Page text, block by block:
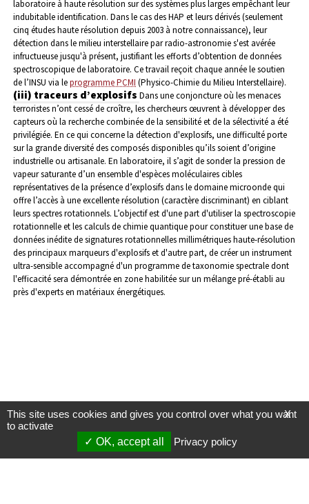
laboratoire à haute résolution sur des systèmes plus larges empêchant leur
indubitable identification. Dans le cas des HAP et leurs dérivés (seulement
cinq études haute résolution depuis 2003 à notre connaissance), leur
détection dans le milieu interstellaire par radio-astronomie s'est avérée
infructueuse jusqu'à présent, justifiant les efforts d’obtention de données
spectroscopique de laboratoire. Ce travail reçoit chaque année le soutien
de l’INSU via leprogramme PCMI (Physico-Chimie du Milieu Interstellaire).
(iii) traceurs d’explosifs Dans une conjoncture où les menaces
terroristes n’ont cessé de croître, les chercheurs œuvrent à développer des
capteurs où la recherche combinée de la sensibilité et de la sélectivité a été
privilégiée. En ce qui concerne la détection d'explosifs, une difficulté porte
sur la grande diversité des composés disponibles qu’ils soient d’origine
industrielle ou artisanale. En laboratoire, il s’agit de sonder la pression de
vapeur saturante d’un ensemble d'espèces moléculaires cibles
représentatives de la présence d’explosifs dans le domaine microonde qui
offre l’accès à une excellente résolution (caractère discriminant) en ciblant
leurs spectres rotationnels. L’objectif estd'une part d'utiliser la spectroscopie
rotationnelle et les calculs de chimie quantique pour constituer une base de
données inédite de signatures rotationnelles millimétriques haute-résolution
des principaux marqueurs d'explosifs et d'autre part, de créer un instrument
ultra-sensible accompagné d'un programme de taxonomie spectrale dont
l'efficacité sera démontrée en zone habilitée sur un mélange pré-établi au
près d'experts en matériaux énergétiques.
X
This site uses cookies and gives you control over what you want
to activate
OK, accept all
Privacy policy